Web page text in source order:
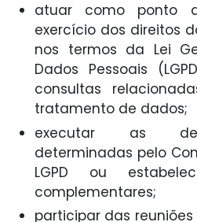
atuar como ponto
exercício dos direitos
nos termos da Lei
Dados Pessoais
consultas
tratamento de dados;
executar as
determinadas pelo
LGPD ou
complementares;
participar das